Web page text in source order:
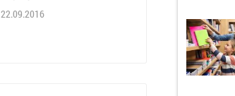
22.09.2016